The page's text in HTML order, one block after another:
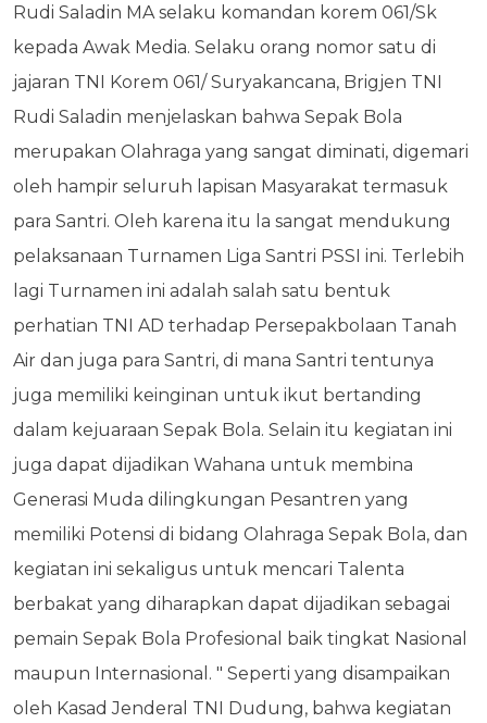
Rudi Saladin MA selaku komandan korem 061/Sk
kepada Awak Media. Selaku orang nomor satu di
jajaran TNI Korem 061/ Suryakancana, Brigjen TNI
Rudi Saladin menjelaskan bahwa Sepak Bola
merupakan Olahraga yang sangat diminati, digemari
oleh hampir seluruh lapisan Masyarakat termasuk
para Santri. Oleh karena itu la sangat mendukung
pelaksanaan Turnamen Liga Santri PSSI ini. Terlebih
lagi Turnamen ini adalah salah satu bentuk
perhatian TNI AD terhadap Persepakbolaan Tanah
Air dan juga para Santri, di mana Santri tentunya
juga memiliki keinginan untuk ikut bertanding
dalam kejuaraan Sepak Bola. Selain itu kegiatan ini
juga dapat dijadikan Wahana untuk membina
Generasi Muda dilingkungan Pesantren yang
memiliki Potensi di bidang Olahraga Sepak Bola, dan
kegiatan ini sekaligus untuk mencari Talenta
berbakat yang diharapkan dapat dijadikan sebagai
pemain Sepak Bola Profesional baik tingkat Nasional
maupun Internasional. " Seperti yang disampaikan
oleh Kasad Jenderal TNI Dudung, bahwa kegiatan